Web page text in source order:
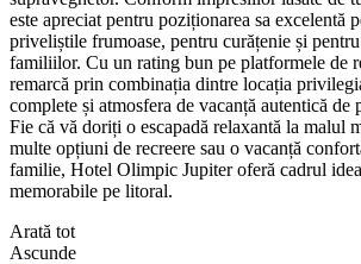
este apreciat pentru poziționarea sa excelentă
priveliștile frumoase, pentru curățenie și
familiilor. Cu un rating bun pe platformele de
remarcă prin combinația dintre locația
complete și atmosfera de vacanță autentică de
Fie că vă doriți o escapadă relaxantă la malul
multe opțiuni de recreere sau o vacanță
familie, Hotel Olimpic Jupiter oferă cadrul
memorabile pe litoral.
Arată tot
Ascunde